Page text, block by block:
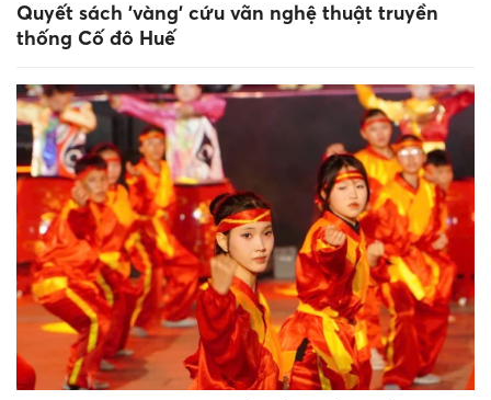
Quyết sách 'vàng' cứu vãn nghệ thuật truyền
thống Cố đô Huế